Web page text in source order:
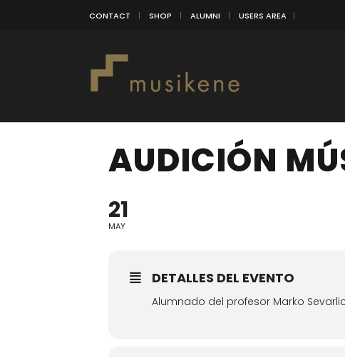
CONTACT SHOP ALUMNI USERS AREA
AUDICIÓN
21
MAY
DETALLES DEL EVENTO
Alumnado del profesor Marko Sevarlic